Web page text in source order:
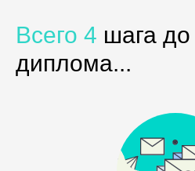
Всего 4 шага
диплома...